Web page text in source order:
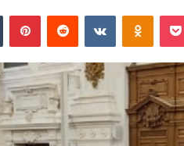
Tumblr PinterestReddit VKontakte